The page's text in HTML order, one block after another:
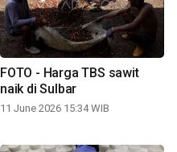
FOTO - Harga TBS sawit
naik di Sulbar
11 June 2026 15:34 WIB